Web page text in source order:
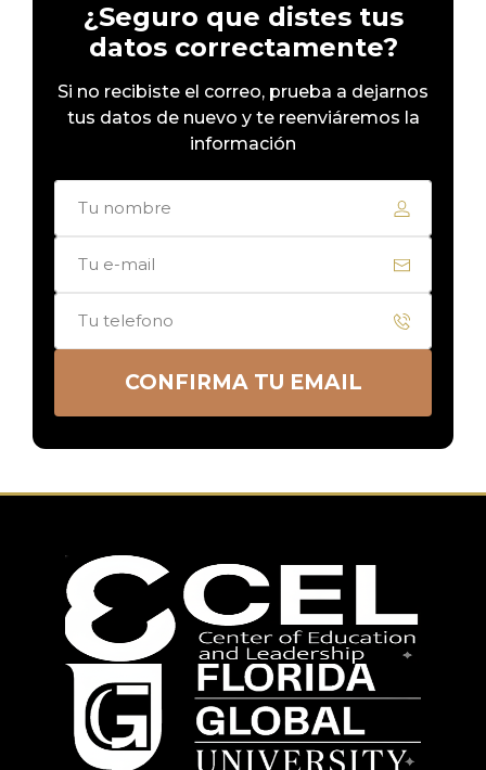
¿Seguro que distes tus
datos correctamente?
Si no recibiste el correo, prueba a dejarnos
tus datos de nuevo y te reenviáremos la
información
CONFIRMA TU EMAIL